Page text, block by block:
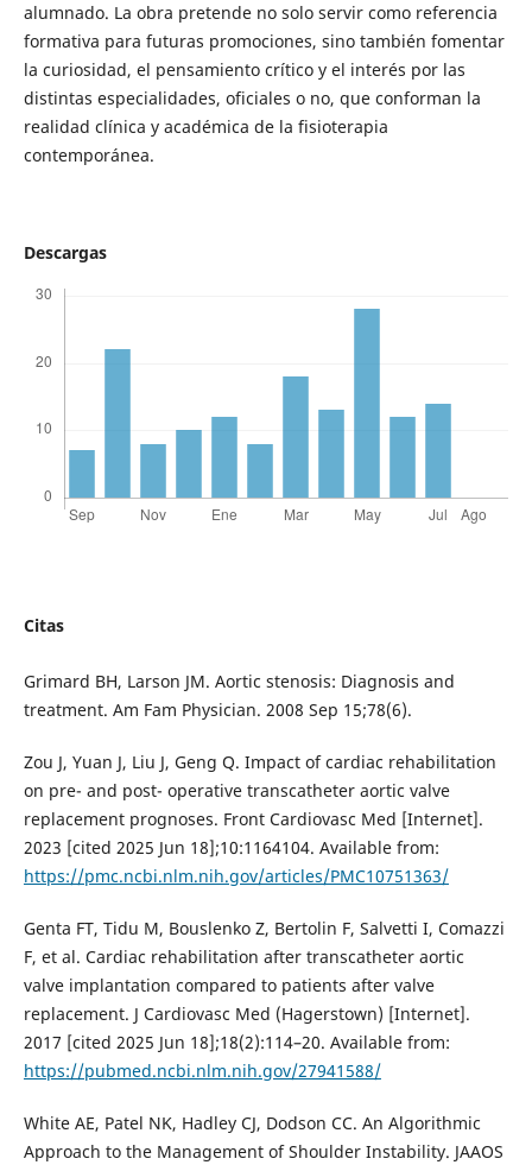
alumnado. La obra pretende no solo servir como referencia
formativa para futuras promociones, sino también fomentar
la curiosidad, el pensamiento crítico y el interés por las
distintas especialidades, oficiales o no, que conforman la
realidad clínica y académica de la fisioterapia
contemporánea.
Descargas
Citas
Grimard BH, Larson JM. Aortic stenosis: Diagnosis and
treatment. Am Fam Physician. 2008 Sep 15;78(6).
Zou J, Yuan J, Liu J, Geng Q. Impact of cardiac rehabilitation
on pre- and post- operative transcatheter aortic valve
replacement prognoses. Front Cardiovasc Med [Internet].
2023 [cited 2025 Jun 18];10:1164104. Available from:
https://pmc.ncbi.nlm.nih.gov/articles/PMC10751363/
Genta FT, Tidu M, Bouslenko Z, Bertolin F, Salvetti I, Comazzi
F, et al. Cardiac rehabilitation after transcatheter aortic
valve implantation compared to patients after valve
replacement. J Cardiovasc Med (Hagerstown) [Internet].
2017 [cited 2025 Jun 18];18(2):114–20. Available from:
https://pubmed.ncbi.nlm.nih.gov/27941588/
White AE, Patel NK, Hadley CJ, Dodson CC. An Algorithmic
Approach to the Management of Shoulder Instability. JAAOS